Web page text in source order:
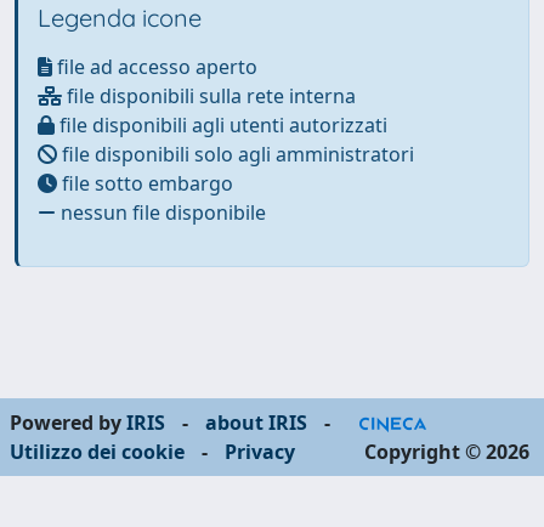
Legenda icone
file ad accesso aperto
file disponibili sulla rete interna
file disponibili agli utenti autorizzati
file disponibili solo agli amministratori
file sotto embargo
nessun file disponibile
Powered byIRIS - about IRIS
-
Utilizzo dei cookie
- Privacy Copyright © 2026